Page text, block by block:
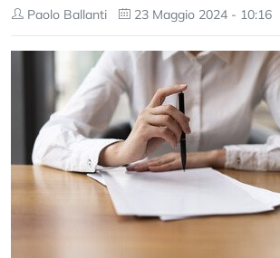
Paolo Ballanti 23 Maggio 2024 - 10:16